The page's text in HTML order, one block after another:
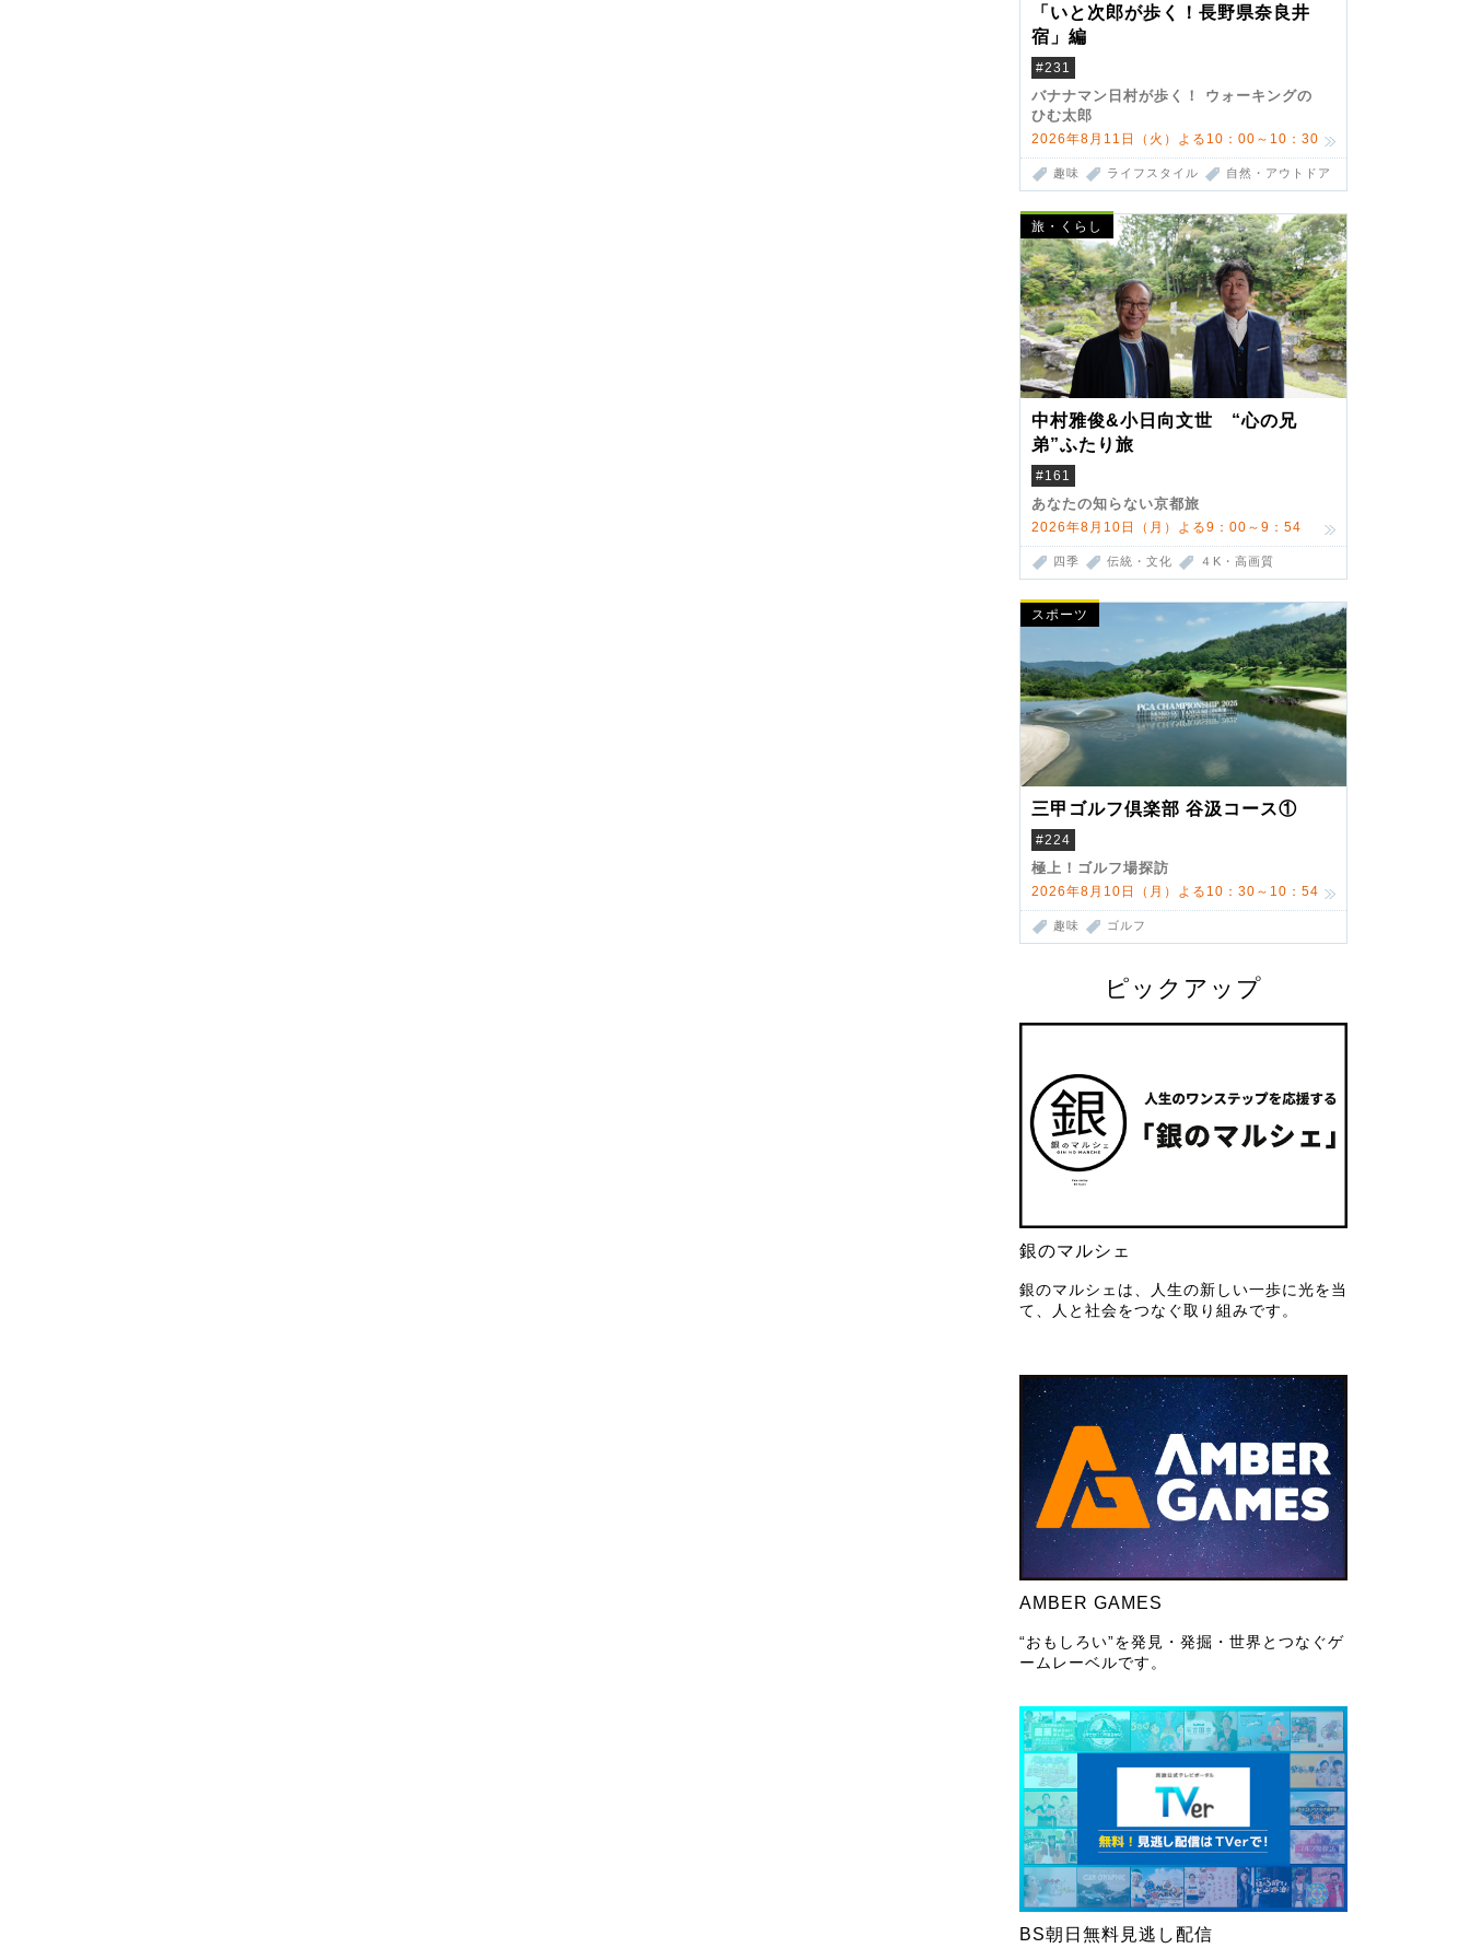
「いと次郎が歩く！長野県奈良井
宿」編
#231
バナナマン日村が歩く！ ウォーキングの
ひむ太郎
2026年8月11日（火）よる10：00～10：30
趣味 ライフスタイル 自然・アウトドア
旅・くらし
中村雅俊&小日向文世 “心の兄
弟”ふたり旅
#161
あなたの知らない京都旅
2026年8月10日（月）よる9：00～9：54
四季 伝統・文化 ４K・高画質
スポーツ
三甲ゴルフ倶楽部 谷汲コース①
#224
極上！ゴルフ場探訪
2026年8月10日（月）よる10：30～10：54
趣味 ゴルフ
ピックアップ
銀のマルシェ
銀のマルシェは、人生の新しい一歩に光を当
て、人と社会をつなぐ取り組みです。
AMBER GAMES
“おもしろい”を発見・発掘・世界とつなぐゲ
ームレーベルです。
BS朝日無料見逃し配信